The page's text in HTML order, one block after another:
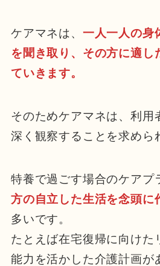
ケアマネは、 一人一人の身
を聞き取り、その方に適し
ていきます。
そのためケアマネは、利用
深く観察することを求めら
特養で過ごす場合のケアプ
方の自立した生活を念頭に
多いです。
たとえば在宅復帰に向けた
能力を活かした介護計画が